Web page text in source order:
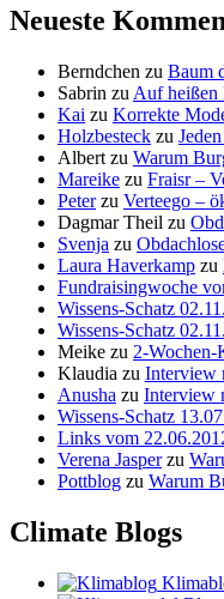
Neueste
Berndchen zu Baum
Sabrin zu Auf heißen
Kai zu Korrekte
Holzbesteck zu
Albert zu Warum
Mareike zu Fraisr –
Peterzu Verteego –
Dagmar Theil zu
Svenja zu
Laura Haverkamp zu
Fundraisingwoche
Wissens-Schatz
Wissens-Schatz
Meike zu 2-Wochen-
Klaudia zu Interview
Anusha zu Interview
Wissens-Schatz
Links vom
Verena Jasperzu
Pottblog zu Warum
Climate Blogs